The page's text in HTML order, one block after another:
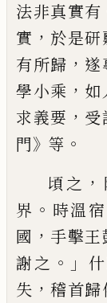
法非真實有
實 ， 於是研
有所歸 ， 遂
學小乘 ， 如
求義要 ， 受
門》 等 。
頃之 ，
界 。 時溫
國 ， 手擊王
謝之 。」
失 ，稽首歸